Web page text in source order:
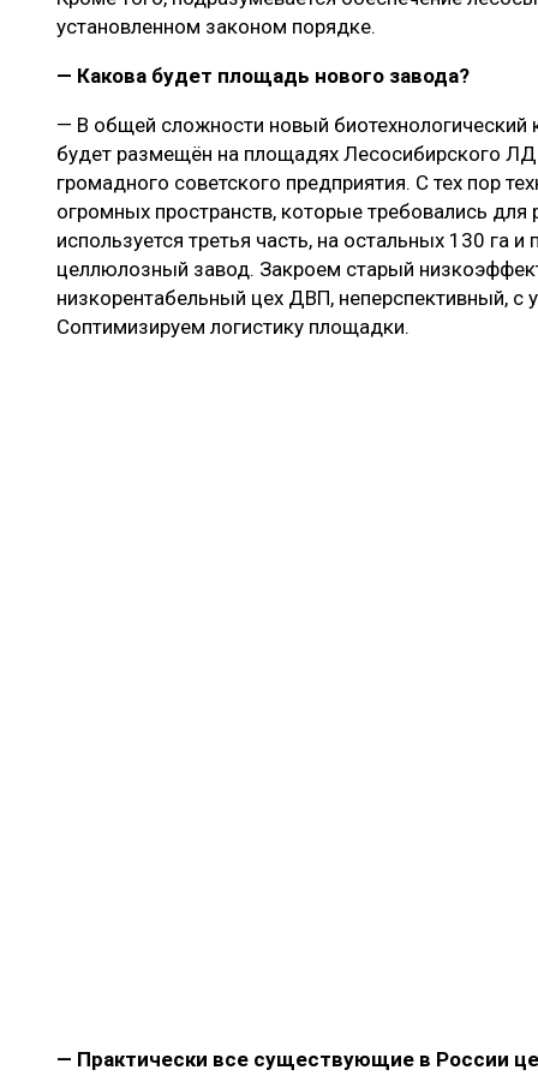
установленном законом порядке.
— Какова будет площадь нового завода?
— В общей сложности новый биотехнологический
будет размещён на площадях Лесосибирского
громадного советского предприятия. С тех пор
огромных пространств, которые требовались для
используется третья часть, на остальных 130 га
целлюлозный завод. Закроем старый
низкорентабельный цех ДВП, неперспективный, с
Соптимизируем логистику площадки.
— Практически все существующие в России